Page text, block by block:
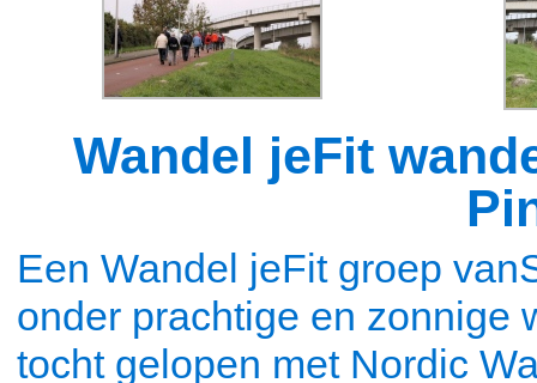
Wandel jeFit
Een Wandel jeFit groep
onder prachtige en zonnige
tocht gelopen met Nordic